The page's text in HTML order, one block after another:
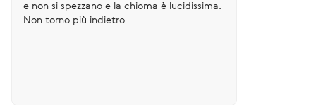
e non si spezzano e la chioma è lucidissima.
Non torno più indietro